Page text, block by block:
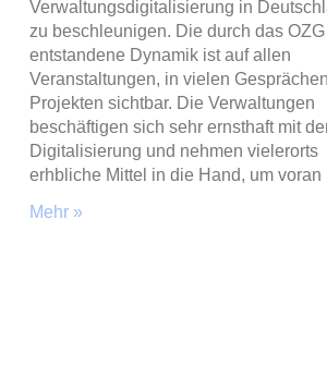
Verwaltungsdigitalisierung in
zu beschleunigen. Die durch das OZG
entstandene Dynamik ist auf allen
Veranstaltungen, in vielen
Projekten sichtbar. Die Verwaltungen
beschäftigen sich sehr ernsthaft mit
Digitalisierung und nehmen vielerorts
erhbliche Mittel in die Hand, um voran
Mehr »